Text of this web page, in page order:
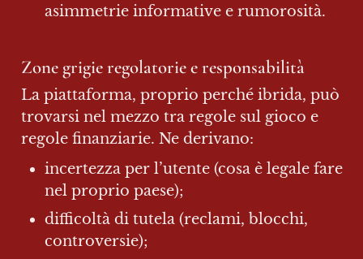
asimmetrie informative e rumorosità.
Zone grigie regolatorie e responsabilità
La piattaforma, proprio perché ibrida, può
trovarsi nel mezzo tra regole sul gioco e
regole finanziarie. Ne derivano:
incertezza per l’utente (cosa è legale fare
nel proprio paese);
difficoltà di tutela (reclami, blocchi,
controversie);